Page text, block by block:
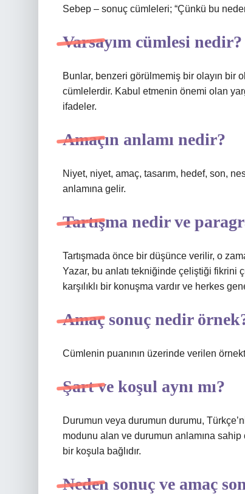
Sebep – sonuç cümleleri; “Çünkü bu
Varsayım cümlesi nedir?
Bunlar, benzeri görülmemiş bir olayın bir
cümlelerdir. Kabul etmenin önemi olan
ifadeler.
Amaçın anlamı nedir?
Niyet, niyet, amaç, tasarım, hedef, son,
anlamına gelir.
Tartışma nedir ve
Tartışmada önce bir düşünce verilir, o
Yazar, bu anlatı tekniğinde çeliştiği fikrini
karşılıklı bir konuşma vardır ve herkes
Amaç sonuç nedir
Cümlenin puanının üzerinde verilen
Şart ve koşul aynı mı?
Durumun veya durumun durumu,
modunu alan ve durumun anlamına
bir koşula bağlıdır.
Neden sonuç ve amaç